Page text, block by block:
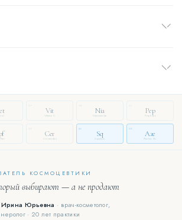
Vit
Vitamin C
Nia
Niacinamide
Pep
Peptides
Cer
Ceramides
46
Sq
Squalane
88
Aze
Azelaic Ac.
КОСМОЦЕВТИКИ
выбирают — а не продают
Юрьевна · врач-косметолог,
· 20 лет практики